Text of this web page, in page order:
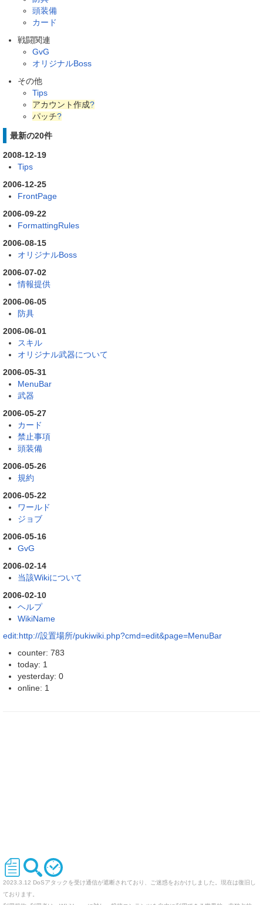
頭装備
カード
戦闘関連
GvG
オリジナルBoss
その他
Tips
アカウント作成?
パッチ?
最新の20件
2008-12-19
Tips
2006-12-25
FrontPage
2006-09-22
FormattingRules
2006-08-15
オリジナルBoss
2006-07-02
情報提供
2006-06-05
防具
2006-06-01
スキル
オリジナル武器について
2006-05-31
MenuBar
武器
2006-05-27
カード
禁止事項
頭装備
2006-05-26
規約
2006-05-22
ワールド
ジョブ
2006-05-16
GvG
2006-02-14
当該Wikiについて
2006-02-10
ヘルプ
WikiName
edit:http://設置場所/pukiwiki.php?cmd=edit&page=MenuBar
counter: 783
today: 1
yesterday: 0
online: 1
2023.3.12 DoSアタックを受け通信が遮断されており、ご迷惑をおかけしました。現在は復旧し
ております。